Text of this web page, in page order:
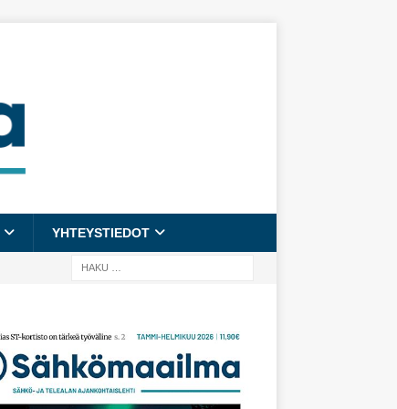
YHTEYSTIEDOT